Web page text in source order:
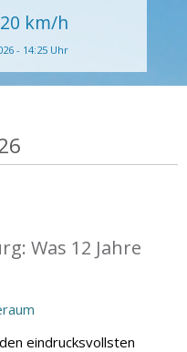
20 km/h
- 14:25 Uhr
Was 12 Jahre
eindrucksvollsten